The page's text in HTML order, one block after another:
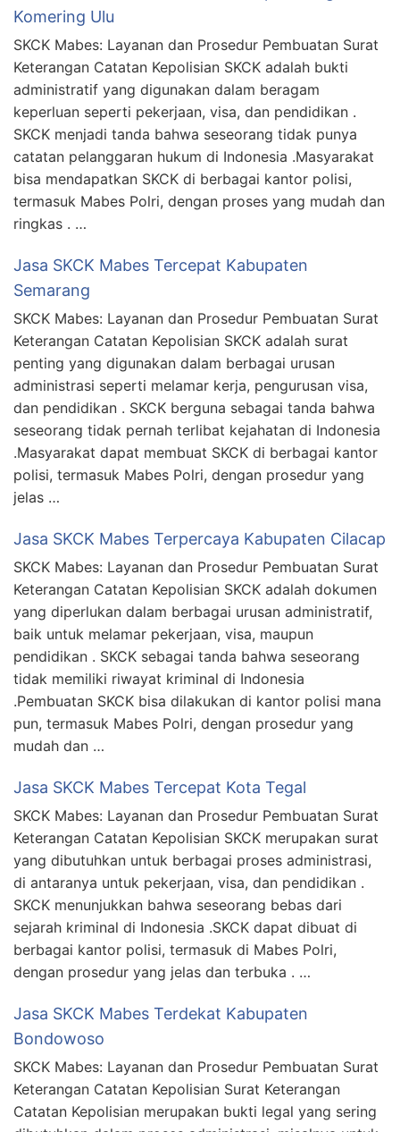
Komering Ulu
SKCK Mabes: Layanan dan Prosedur Pembuatan Surat
Keterangan Catatan Kepolisian SKCK adalah bukti
administratif yang digunakan dalam beragam
keperluan seperti pekerjaan, visa, dan pendidikan .
SKCK menjadi tanda bahwa seseorang tidak punya
catatan pelanggaran hukum di Indonesia .Masyarakat
bisa mendapatkan SKCK di berbagai kantor polisi,
termasuk Mabes Polri, dengan proses yang mudah dan
ringkas . …
Jasa SKCK Mabes Tercepat Kabupaten
Semarang
SKCK Mabes: Layanan dan Prosedur Pembuatan Surat
Keterangan Catatan Kepolisian SKCK adalah surat
penting yang digunakan dalam berbagai urusan
administrasi seperti melamar kerja, pengurusan visa,
dan pendidikan . SKCK berguna sebagai tanda bahwa
seseorang tidak pernah terlibat kejahatan di Indonesia
.Masyarakat dapat membuat SKCK di berbagai kantor
polisi, termasuk Mabes Polri, dengan prosedur yang
jelas …
Jasa SKCK Mabes Terpercaya Kabupaten Cilacap
SKCK Mabes: Layanan dan Prosedur Pembuatan Surat
Keterangan Catatan Kepolisian SKCK adalah dokumen
yang diperlukan dalam berbagai urusan administratif,
baik untuk melamar pekerjaan, visa, maupun
pendidikan . SKCK sebagai tanda bahwa seseorang
tidak memiliki riwayat kriminal di Indonesia
.Pembuatan SKCK bisa dilakukan di kantor polisi mana
pun, termasuk Mabes Polri, dengan prosedur yang
mudah dan …
Jasa SKCK Mabes Tercepat Kota Tegal
SKCK Mabes: Layanan dan Prosedur Pembuatan Surat
Keterangan Catatan Kepolisian SKCK merupakan surat
yang dibutuhkan untuk berbagai proses administrasi,
di antaranya untuk pekerjaan, visa, dan pendidikan .
SKCK menunjukkan bahwa seseorang bebas dari
sejarah kriminal di Indonesia .SKCK dapat dibuat di
berbagai kantor polisi, termasuk di Mabes Polri,
dengan prosedur yang jelas dan terbuka . …
Jasa SKCK Mabes Terdekat Kabupaten
Bondowoso
SKCK Mabes: Layanan dan Prosedur Pembuatan Surat
Keterangan Catatan Kepolisian Surat Keterangan
Catatan Kepolisian merupakan bukti legal yang sering